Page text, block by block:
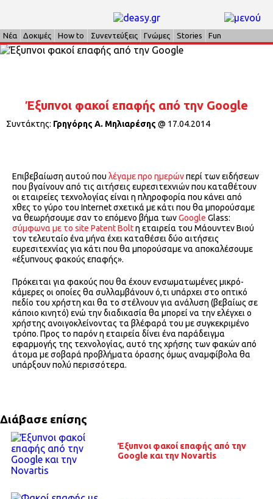
Νέα Δοκιμές How to Συνεντεύξεις Γνώμες Stories Fun
Έξυπνοι φακοί επαφής από την Google
Συντάκτης: Γρηγόρης Α. Μηλιαρέσης @ 17.04.2014
Επιβεβαίωση αυτού που λέγαμε προ ημερώνπερί των ειδήσεων
που βγαίνουν από τις αιτήσεις ευρεσιτεχνιών που καταθέτουν
οι εταιρείες τεχνολογίας είναι η πληροφορία που κάνει από
χθες το γύρο του Internet σχετικά με κάτι που θα μπορούσαμε
να θεωρήσουμε σαν το επόμενο βήμα τωνGoogle Glass:
σύμφωνα με το site Patent Boltη εταιρεία του Μάουντεν Βιού
τον τελευταίο ένα μήνα έχει καταθέσει δύο αιτήσεις
ευρεσιτεχνίας για κάτι που θα μπορούσαμε να αποκαλέσουμε
«έξυπνους φακούς επαφής».
Πρόκειται για φακούς που θα έχουν ενσωματωμένες μικρό-
κάμερες οι οποίες θα συλλαμβάνουν ό,τι υπάρχει στο οπτικό
πεδίο του χρήστη και θα το στέλνουν για ανάλυση (βεβαίως σε
κάποιο κινητό) ενώ την διαδικασία θα μπορεί να την ελέγχει ο
χρήστης ανοιγοκλείνοντας τα βλέφαρά του με συγκεκριμένο
τρόπο. Προς το παρόν η εταιρεία δίνει ένα παράδειγμα
εφαρμογής της τεχνολογίας, αυτό της χρήσης των φακών από
άτομα με σοβαρά προβλήματα όρασης όμως αναμφίβολα θα
υπάρξουν πολύ περισσότερα.
Διάβασε επίσης
Έξυπνοι φακοί επαφής από την
Google και την Novartis